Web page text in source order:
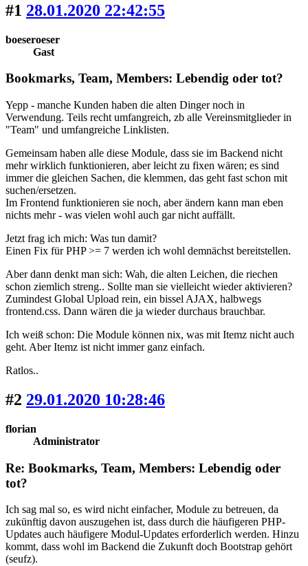
#1 28.01.2020 22:42:55
boeseroeser
Gast
Bookmarks, Team, Members: Lebendig oder tot?
Yepp - manche Kunden haben die alten Dinger noch in
Verwendung. Teils recht umfangreich, zb alle Vereinsmitglieder in
"Team" und umfangreiche Linklisten.
Gemeinsam haben alle diese Module, dass sie im Backend nicht
mehr wirklich funktionieren, aber leicht zu fixen wären; es sind
immer die gleichen Sachen, die klemmen, das geht fast schon mit
suchen/ersetzen.
Im Frontend funktionieren sie noch, aber ändern kann man eben
nichts mehr - was vielen wohl auch gar nicht auffällt.
Jetzt frag ich mich: Was tun damit?
Einen Fix für PHP >= 7 werden ich wohl demnächst bereitstellen.
Aber dann denkt man sich: Wah, die alten Leichen, die riechen
schon ziemlich streng.. Sollte man sie vielleicht wieder aktivieren?
Zumindest Global Upload rein, ein bissel AJAX, halbwegs
frontend.css. Dann wären die ja wieder durchaus brauchbar.
Ich weiß schon: Die Module können nix, was mit Itemz nicht auch
geht. Aber Itemz ist nicht immer ganz einfach.
Ratlos..
#2 29.01.2020 10:28:46
florian
Administrator
Re: Bookmarks, Team, Members: Lebendig oder
tot?
Ich sag mal so, es wird nicht einfacher, Module zu betreuen, da
zukünftig davon auszugehen ist, dass durch die häufigeren PHP-
Updates auch häufigere Modul-Updates erforderlich werden. Hinzu
kommt, dass wohl im Backend die Zukunft doch Bootstrap gehört
(seufz).